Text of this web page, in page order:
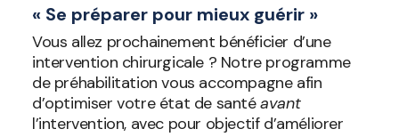
« Se préparer pour mieux guérir »
Vous allez prochainement bénéficier d’une
intervention chirurgicale ? Notre programme
de préhabilitation vous accompagne afin
d’optimiser votre état de santéavant
l’intervention, avec pour objectif d’améliorer